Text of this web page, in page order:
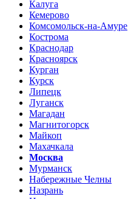
Калуга
Кемерово
Комсомольск-на-Амуре
Кострома
Краснодар
Красноярск
Курган
Курск
Липецк
Луганск
Магадан
Магнитогорск
Майкоп
Махачкала
Москва
Мурманск
Набережные Челны
Назрань